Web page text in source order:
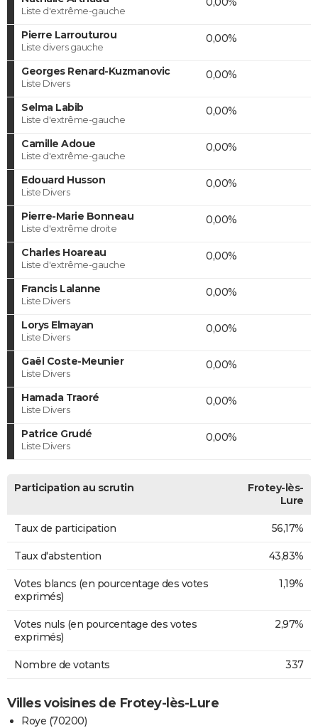
Liste d'extrême-gauche
Pierre Larrouturou
Liste divers gauche
0,00%
Georges Renard-Kuzmanovic
Liste Divers
0,00%
Selma Labib
Liste d'extrême-gauche
0,00%
Camille Adoue
Liste d'extrême-gauche
0,00%
Edouard Husson
Liste Divers
0,00%
Pierre-Marie Bonneau
Liste d'extrême droite
0,00%
Charles Hoareau
Liste d'extrême-gauche
0,00%
Francis Lalanne
Liste Divers
0,00%
Lorys Elmayan
Liste Divers
0,00%
Gaël Coste-Meunier
Liste Divers
0,00%
Hamada Traoré
Liste Divers
0,00%
Patrice Grudé
Liste Divers
0,00%
Participation au scrutin
Frotey-lès-
Lure
Taux de participation 56,17%
Taux d'abstention 43,83%
Votes blancs (en pourcentage des votes
exprimés)
1,19%
Votes nuls (en pourcentage des votes
exprimés)
2,97%
Nombre de votants 337
Villes voisines de Frotey-lès-Lure
Roye (70200)